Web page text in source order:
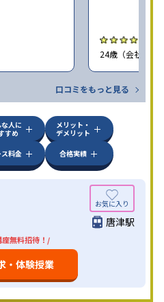
24歳（会社員<
口コミをもっと見る
な人に
すめ
メリット・
デメリット
料金 合格実績
唐津駅
無料招待！/
・体験授業